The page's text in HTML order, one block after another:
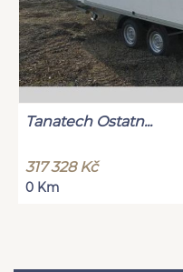
Tanatech Ostatn...
317 328 Kč
0 Km